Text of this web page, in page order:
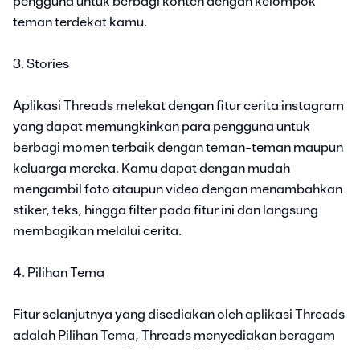
teman terdekat kamu.
3. Stories
Aplikasi Threads melekat dengan fitur cerita instagram
yang dapat memungkinkan para pengguna untuk
berbagi momen terbaik dengan teman-teman maupun
keluarga mereka. Kamu dapat dengan mudah
mengambil foto ataupun video dengan menambahkan
stiker, teks, hingga filter pada fitur ini dan langsung
membagikan melalui cerita.
4. Pilihan Tema
Fitur selanjutnya yang disediakan oleh aplikasi Threads
adalah Pilihan Tema, Threads menyediakan beragam